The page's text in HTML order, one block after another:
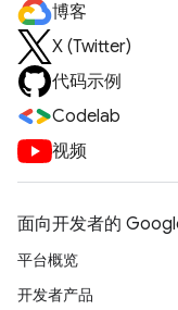
博客
X (Twitter)
代码示例
Codelab
视频
面向开发者的
平台概览
开发者产品